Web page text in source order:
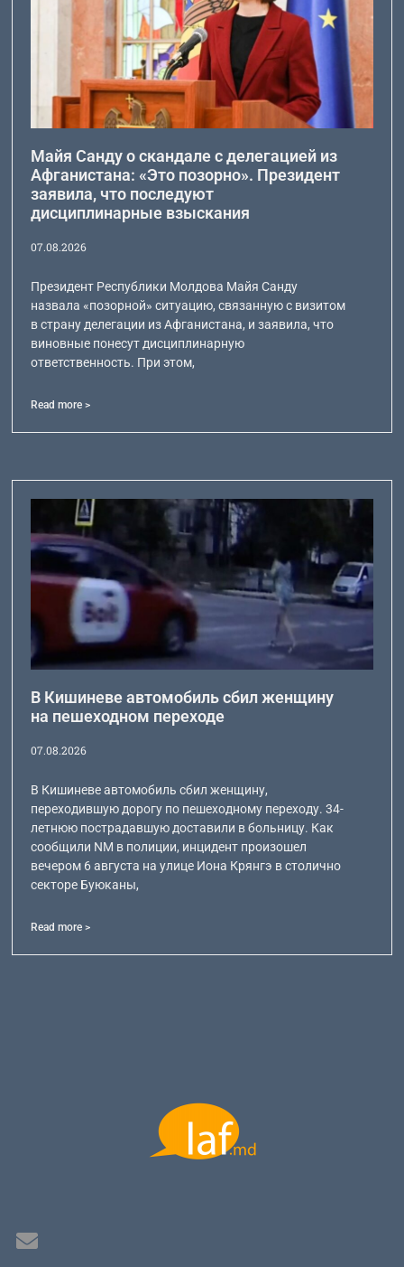
Майя Санду о скандале с делегацией из
Афганистана: «Это позорно». Президент
заявила, что последуют
дисциплинарные взыскания
07.08.2026
Президент Республики Молдова Майя Санду
назвала «позорной» ситуацию, связанную с визитом
в страну делегации из Афганистана, и заявила, что
виновные понесут дисциплинарную
ответственность. При этом,
Read more >
В Кишиневе автомобиль сбил женщину
на пешеходном переходе
07.08.2026
В Кишиневе автомобиль сбил женщину,
переходившую дорогу по пешеходному переходу. 34-
летнюю пострадавшую доставили в больницу. Как
сообщили NM в полиции, инцидент произошел
вечером 6 августа на улице Иона Крянгэ в столично
секторе Буюканы,
Read more >